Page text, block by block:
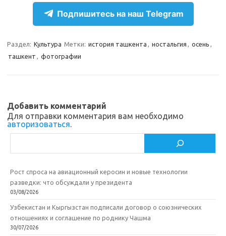
gr
a
m
n
o
kl
as
i
e
b
o
п
р
а
ь
Подпишитесь на наш Telegram
Раздел: Культура Метки: история ташкента , ностальгия , осень ,
ташкент , фотографии
Добавить комментарий
Для отправки комментария вам необходимо
авторизоваться.
Рост спроса на авиационный керосин и новые технологии
разведки: что обсуждали у президента
03/08/2026
Узбекистан и Кыргызстан подписали договор о союзнических
отношениях и соглашение по роднику Чашма
30/07/2026